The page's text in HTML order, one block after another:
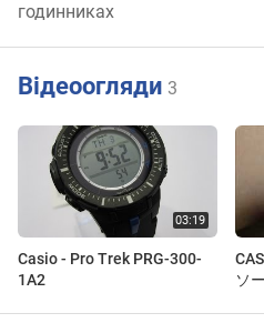
годинниках
Відеоогляди 3
Casio - Pro Trek PRG-300-
1A2
ソ